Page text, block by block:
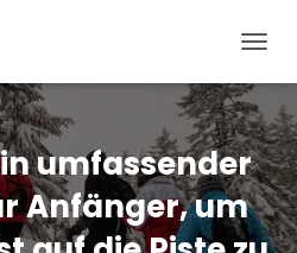
A
V
I
G
A
T
I
O
umfassender
Anfänger, um